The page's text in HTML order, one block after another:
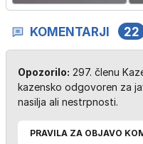
KOMENTARJI 22
Opozorilo: 297. členu
kazensko odgovoren za
nasilja ali nestrpnosti.
PRAVILA ZA OBJAVO